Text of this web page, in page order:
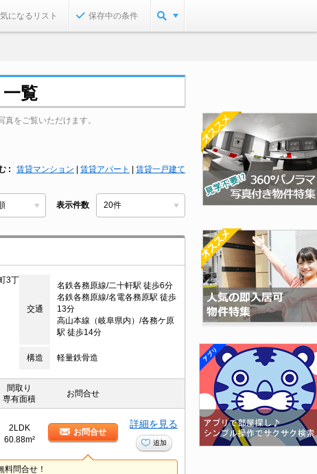
気になるリスト 保存中の条件
覧
をご覧いただけます。
賃貸マンション 賃貸アパート 賃貸一戸建て
表示件数
3丁
交通
名鉄各務原線/二十軒駅 徒歩6分
名鉄各務原線/名電各務原駅 徒歩
13分
高山本線（岐阜県内）/各務ケ原
駅 徒歩14分
構造 軽量鉄骨造
間取り
専有面積
お問合せ
2LDK
60.88m²
お問合せ
詳細を見る
追加
料問合せ！